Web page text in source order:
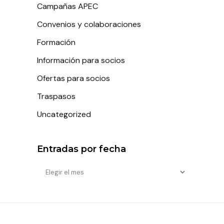
Campañas APEC
Convenios y colaboraciones
Formación
Información para socios
Ofertas para socios
Traspasos
Uncategorized
Entradas por fecha
Entradas